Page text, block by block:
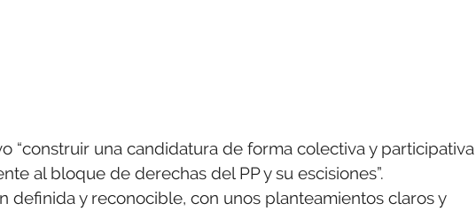
“construir una candidatura de forma colectiva y participativa
al bloque de derechas del PP y su escisiones”.
definida y reconocible, con unos planteamientos claros y